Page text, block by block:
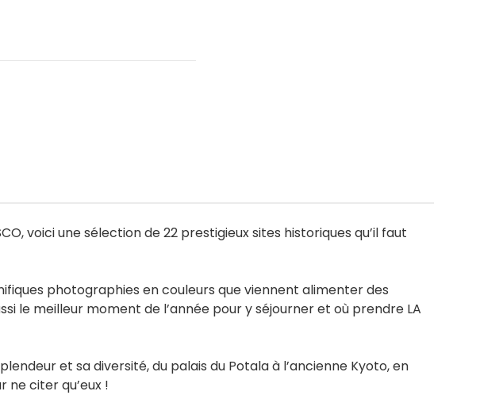
voici une sélection de 22 prestigieux sites historiques qu’il faut
photographies en couleurs que viennent alimenter des
le meilleur moment de l’année pour y séjourner et où prendre LA
et sa diversité, du palais du Potala à l’ancienne Kyoto, en
ne citer qu’eux !